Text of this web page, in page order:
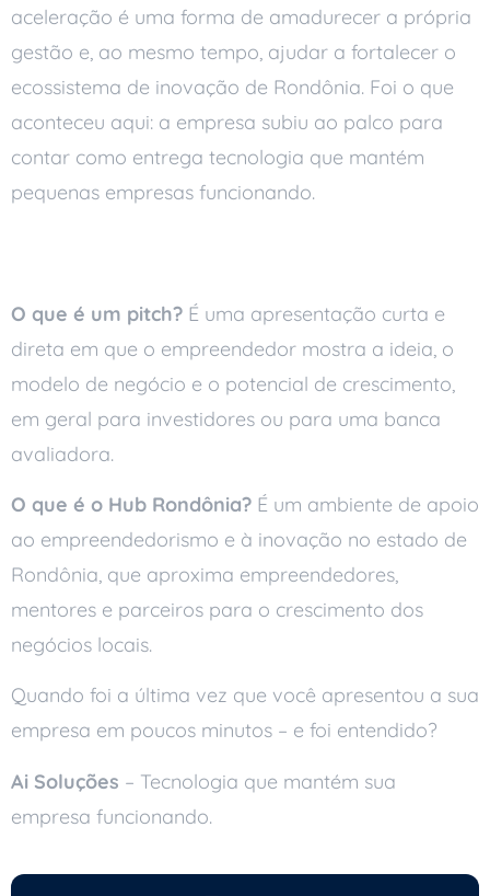
aceleração é uma forma de amadurecer a própria
gestão e, ao mesmo tempo, ajudar a fortalecer o
ecossistema de inovação de Rondônia. Foi o que
aconteceu aqui: a empresa subiu ao palco para
contar como entrega tecnologia que mantém
pequenas empresas funcionando.
O que é um pitch? É uma apresentação curta e
direta em que o empreendedor mostra a ideia, o
modelo de negócio e o potencial de crescimento,
em geral para investidores ou para uma banca
avaliadora.
O que é o Hub Rondônia? É um ambiente de apoio
ao empreendedorismo e à inovação no estado de
Rondônia, que aproxima empreendedores,
mentores e parceiros para o crescimento dos
negócios locais.
Quando foi a última vez que você apresentou a sua
empresa em poucos minutos – e foi entendido?
Ai Soluções – Tecnologia que mantém sua
empresa funcionando.